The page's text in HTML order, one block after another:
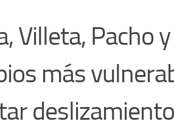
Villeta, Pacho
más